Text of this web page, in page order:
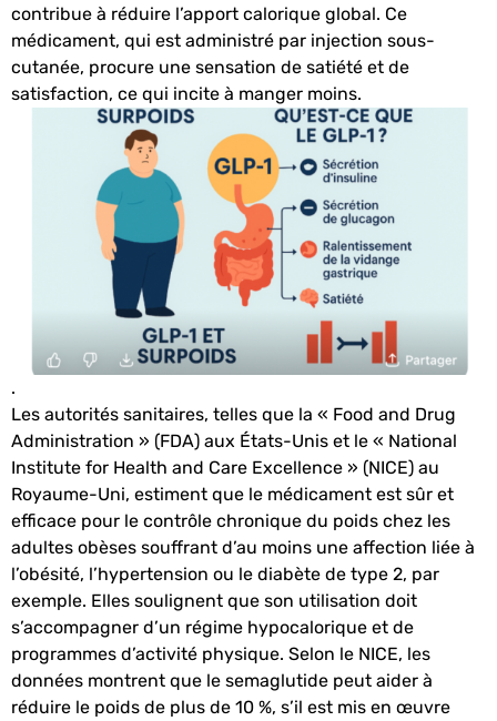
contribue à réduire l’apport calorique global. Ce
médicament, qui est administré par injection sous-
cutanée, procure une sensation de satiété et de
satisfaction, ce qui incite à manger moins.
.
Les autorités sanitaires, telles que la « Food and Drug
Administration » (FDA) aux États-Unis et le « National
Institute for Health and Care Excellence » (NICE) au
Royaume-Uni, estiment que le médicament est sûr et
efficace pour le contrôle chronique du poids chez les
adultes obèses souffrant d’au moins une affection liée à
l’obésité, l’hypertension ou le diabète de type 2, par
exemple. Elles soulignent que son utilisation doit
s’accompagner d’un régime hypocalorique et de
programmes d’activité physique. Selon le NICE, les
données montrent que le semaglutide peut aider à
réduire le poids de plus de 10 %, s’il est mis en œuvre